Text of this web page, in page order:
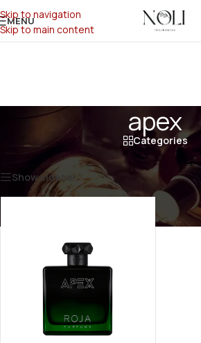
Skip to navigation
Skip to main content
MENU
apex
Categories
Početna/Shop/Proizvod označen „apex“
Show sidebar